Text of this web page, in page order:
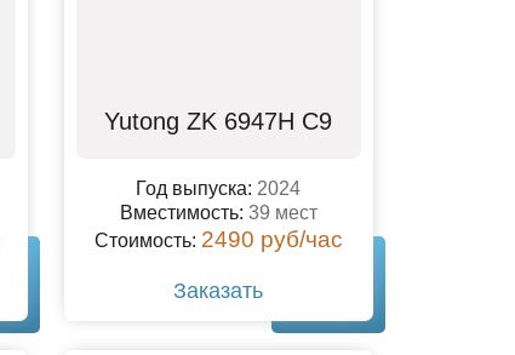
Yutong ZK 6947H C9
Год выпуска: 2024
Вместимость: 39 мест
Стоимость: 2490 руб/час
Заказать